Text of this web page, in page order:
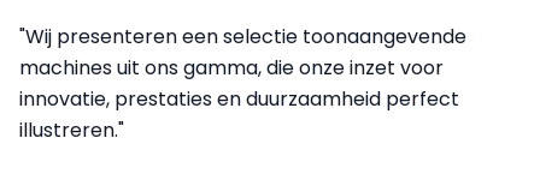
"Wij presenteren een selectie toonaangevende
machines uit ons gamma, die onze inzet voor
innovatie, prestaties en duurzaamheid perfect
illustreren."